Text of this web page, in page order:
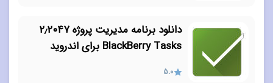
دانلود برنامه مدیریت پروژه ۲٫۲۰۴۷
BlackBerry Tasks برای اندروید
5.0